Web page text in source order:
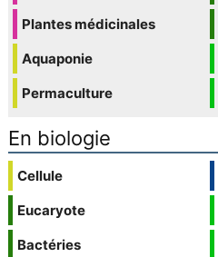
Plantes médicinales
Aquaponie
Permaculture
En biologie
Cellule
Eucaryote
Bactéries